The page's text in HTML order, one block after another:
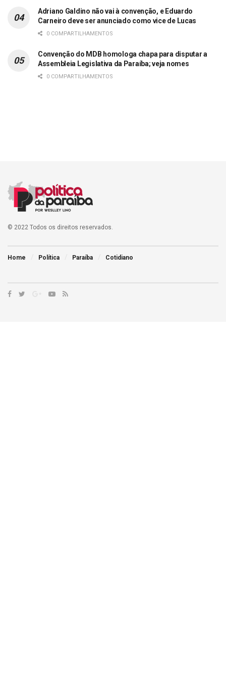
Adriano Galdino não vai à convenção, e Eduardo
Carneiro deve ser anunciado como vice de Lucas
0 COMPARTILHAMENTOS
Convenção do MDB homologa chapa para disputar a
Assembleia Legislativa da Paraíba; veja nomes
0 COMPARTILHAMENTOS
© 2022 Todos os direitos reservados.
Home Política Paraíba Cotidiano